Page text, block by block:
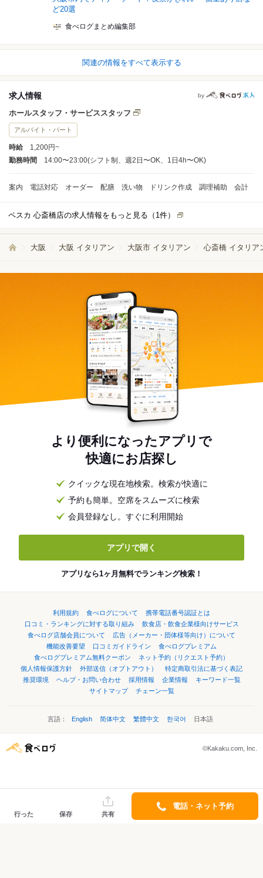
ど20選
食べログまとめ編集部
関連の情報をすべて表示する
求人情報 by
ホールスタッフ・サービススタッフ
アルバイト・パート
時給
1,200円~
勤務時間
14:00〜23:00(シフト制、週2日〜OK、1日4h〜OK)
案内 電話対応 オーダー 配膳 洗い物 ドリンク作成 調理補助 会計
ペスカ 心斎橋店の求人情報をもっと見る（ 1件）
大阪 大阪 イタリアン 大阪市 イタリアン 心斎橋 イタリア
より便利になったアプリで
快適にお店探し
クイックな現在地検索。検索が快適に
予約も簡単。空席をスムーズに検索
会員登録なし。すぐに利用開始
アプリで開く
アプリなら1ヶ月無料でランキング検索！
利用規約 食べログについて
携帯電話番号認証とは
口コミ・ランキングに対する取り組み
飲食店・飲食企業様向けサービス
食べログ店舗会員について
広告（メーカー・団体様等向け）について
機能改善要望
口コミガイドライン
食べログプレミアム
食べログプレミアム無料クーポン
ネット予約（リクエスト予約）
個人情報保護方針
外部送信（オプトアウト）
特定商取引法に基づく表記
推奨環境
ヘルプ・お問い合わせ 採用情報 企業情報
キーワード一覧
サイトマップ
チェーン一覧
言語： English 简体中文 繁體中文 한국어 日本語
©Kakaku.com, Inc.
行った 保存 共有
電話・ネット予約